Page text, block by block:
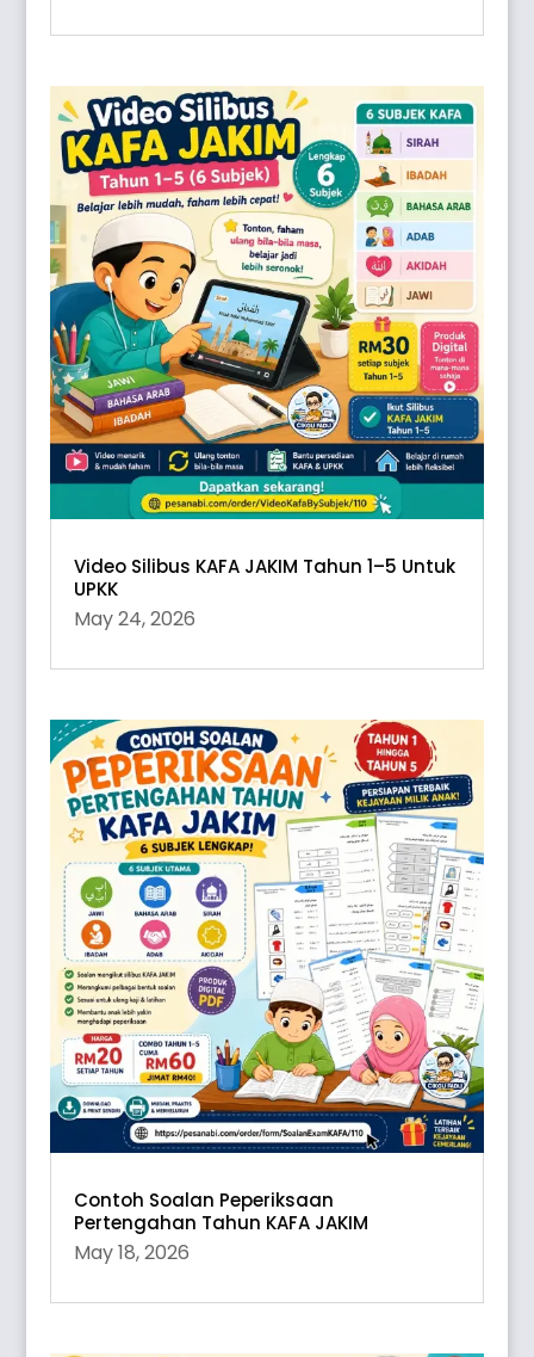
Video Silibus KAFA JAKIM Tahun 1–5 Untuk
UPKK
May 24, 2026
Contoh Soalan Peperiksaan
Pertengahan Tahun KAFA JAKIM
May 18, 2026